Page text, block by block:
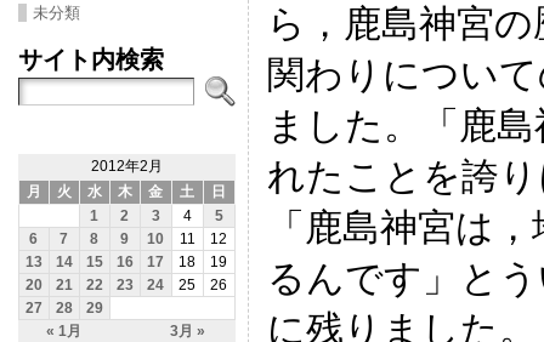
未分類
サイト内検索
2012年2月
月
火 水 木 金 土 日
« 1月 3月 »
1 2 3 4
5
6
7 8 9 10 11
12
13
14 15 16 17 18
19
20
21 22 23 24 25
26
27
28 29
ら，鹿島神宮
関わりについ
ました。「鹿
れたことを誇
「鹿島神宮は
るんです」と
に残りました。